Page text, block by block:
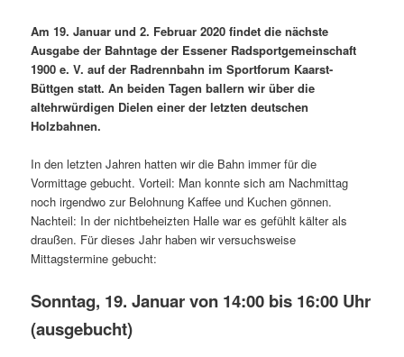
Am 19. Januar und 2. Februar 2020findet die nächste
Ausgabe der Bahntage der Essener Radsportgemeinschaft
1900 e. V. auf der Radrennbahn im Sportforum Kaarst-
Büttgen statt. An beiden Tagen ballern wir über die
altehrwürdigen Dielen einer der letzten deutschen
Holzbahnen.
In den letzten Jahren hatten wir die Bahn immer für die
Vormittage gebucht. Vorteil: Man konnte sich am Nachmittag
noch irgendwo zur Belohnung Kaffee und Kuchen gönnen.
Nachteil: In der nichtbeheizten Halle war es gefühlt kälter als
draußen. Für dieses Jahr haben wir versuchsweise
Mittagstermine gebucht:
Sonntag, 19. Januar von 14:00 bis 16:00 Uhr
(ausgebucht)